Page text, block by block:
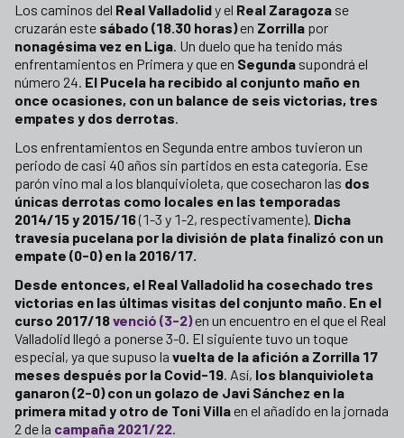
Los caminos del Real Valladolidy el Real Zaragoza se
cruzarán este sábado (18.30 horas)en Zorrilla por
nonagésima vez en Liga. Un duelo que ha tenido más
enfrentamientos en Primera y que en Segunda supondrá el
número 24. El Pucela ha recibido al conjunto maño en
once ocasiones, con un balance de seis victorias, tres
empates y dos derrotas.
Los enfrentamientos en Segunda entre ambos tuvieron un
periodo de casi 40 años sin partidos en esta categoría. Ese
parón vino mal a los blanquivioleta, que cosecharon las dos
únicas derrotas como locales en las temporadas
2014/15 y 2015/16(1-3 y 1-2, respectivamente). Dicha
travesía pucelana por la división de plata finalizó con un
empate (0-0) en la 2016/17.
Desde entonces, el Real Valladolid ha cosechado tres
victorias en las últimas visitas del conjunto maño. En el
curso 2017/18venció (3-2)en un encuentro en el que el Real
Valladolid llegó a ponerse 3-0. El siguiente tuvo un toque
especial, ya que supuso la vuelta de la afición a Zorrilla 17
meses después por la Covid-19. Así, los blanquivioleta
ganaron (2-0) con un golazo de Javi Sánchez en la
primera mitad y otro de Toni Villaen el añadido en la jornada
2 de la campaña 2021/22.